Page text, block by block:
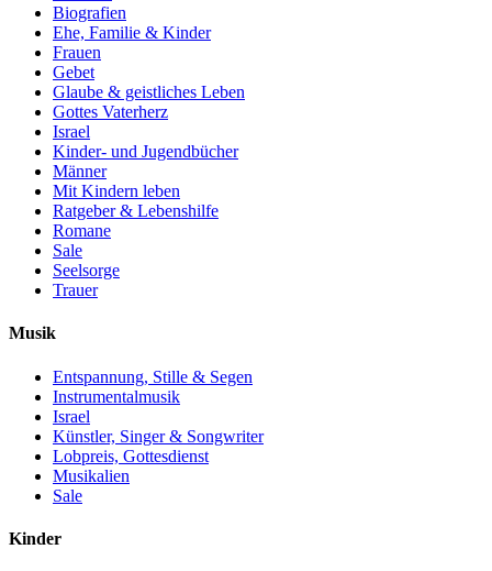
Biografien
Ehe, Familie & Kinder
Frauen
Gebet
Glaube & geistliches Leben
Gottes Vaterherz
Israel
Kinder- und Jugendbücher
Männer
Mit Kindern leben
Ratgeber & Lebenshilfe
Romane
Sale
Seelsorge
Trauer
Musik
Entspannung, Stille & Segen
Instrumentalmusik
Israel
Künstler, Singer & Songwriter
Lobpreis, Gottesdienst
Musikalien
Sale
Kinder